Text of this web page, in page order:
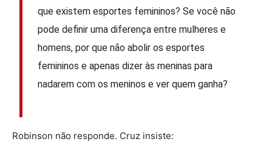
que existem esportes femininos? Se você não
pode definir uma diferença entre mulheres e
homens, por que não abolir os esportes
femininos e apenas dizer às meninas para
nadarem com os meninos e ver quem ganha?
Robinson não responde. Cruz insiste: